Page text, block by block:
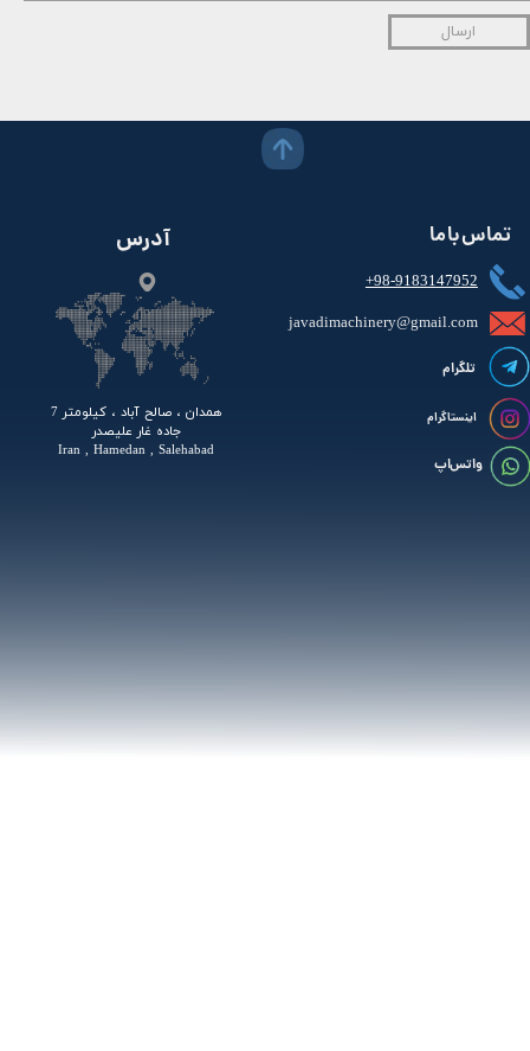
ارسال
+98-9183147952
همدان ، صالح آباد ، کیلومتر 7
جاده غار علیصدر
Iran , Hamedan , Salehabad
آدرس تماس با ما
اینستاگرام
javadimachinery@gmail.com​​​​​​​​
تلگرام
واتس اپ